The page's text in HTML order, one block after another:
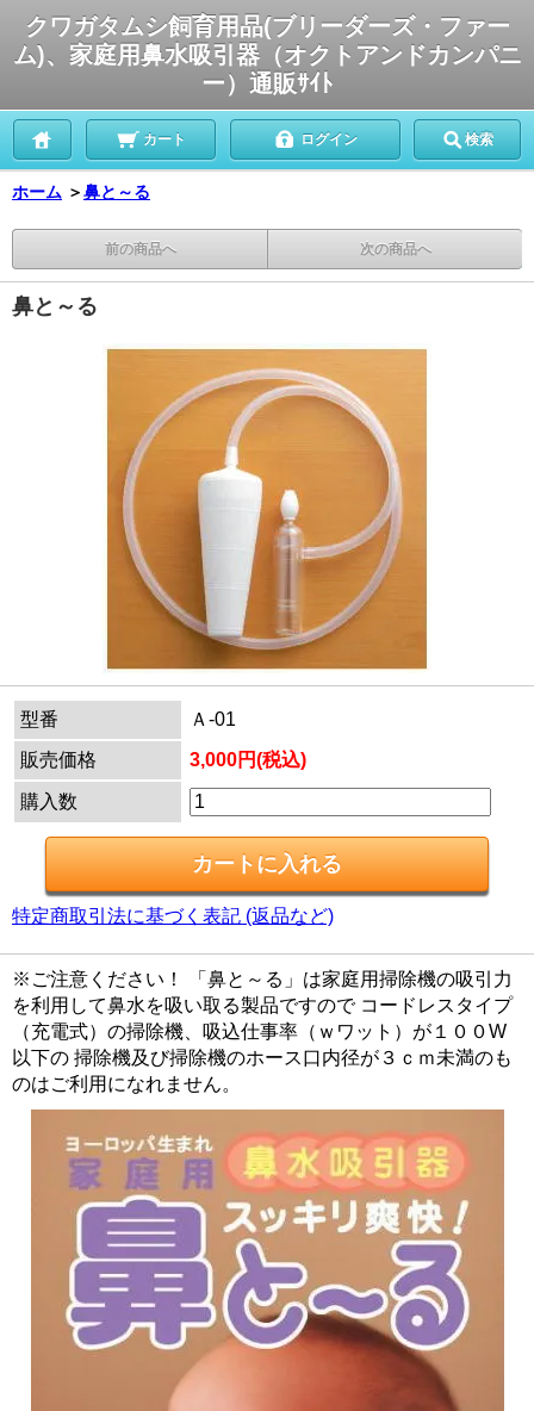
クワガタムシ飼育用品(ブリーダーズ・ファー
ム)、家庭用鼻水吸引器（オクトアンドカンパニ
ー）通販ｻｲﾄ
カート ログイン 検索
ホーム ＞鼻と～る
前の商品へ 次の商品へ
鼻と～る
型番
Ａ-01
販売価格
3,000円(税込)
購入数
特定商取引法に基づく表記 (返品など)
※ご注意ください！ 「鼻と～る」は家庭用掃除機の吸引力
を利用して鼻水を吸い取る製品ですので コードレスタイプ
（充電式）の掃除機、吸込仕事率（ｗワット）が１００W
以下の 掃除機及び掃除機のホース口内径が３ｃｍ未満のも
のはご利用になれません。